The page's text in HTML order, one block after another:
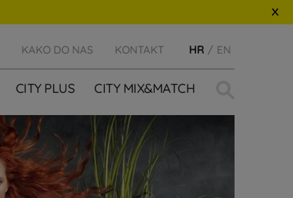
KAKO DO NAS KONTAKT HR EN
CITY PLUS CITY MIX&MATCH